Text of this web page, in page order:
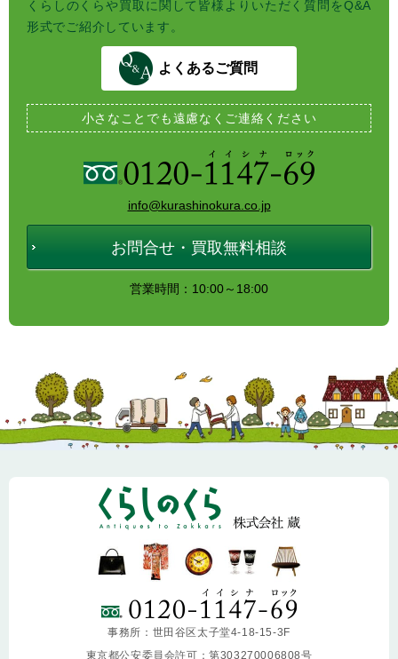
くらしのくらや買取に関して皆様よりいただく質問をQ&A
形式でご紹介しています。
よくあるご質問
小さなことでも遠慮なくご連絡ください
info@kurashinokura.co.jp
お問合せ・買取無料相談
営業時間：10:00～18:00
事務所：世田谷区太子堂4-18-15-3F
東京都公安委員会許可：第303270006808号